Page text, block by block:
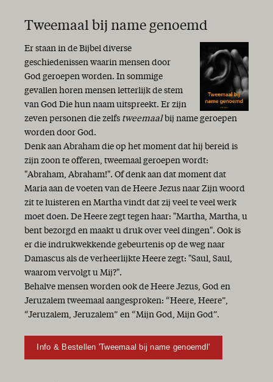
Tweemaal bij name genoemd
Er staan in de Bijbel diverse
geschiedenissen waarin mensen door
God geroepen worden. In sommige
gevallen horen mensen letterlijk de stem
van God Die hun naam uitspreekt. Er zijn
zeven personen die zelfs tweemaal bij name geroepen
worden door God.
Denk aan Abraham die op het moment dat hij bereid is
zijn zoon te offeren, tweemaal geroepen wordt:
"Abraham, Abraham!". Of denk aan dat moment dat
Maria aan de voeten van de Heere Jezus naar Zijn woord
zit te luisteren en Martha vindt dat zij veel te veel werk
moet doen. De Heere zegt tegen haar: "Martha, Martha, u
bent bezorgd en maakt u druk over veel dingen". Ook is
er die indrukwekkende gebeurtenis op de weg naar
Damascus als de verheerlijkte Heere zegt: "Saul, Saul,
waarom vervolgt u Mij?".
Behalve mensen worden ook de Heere Jezus, God en
Jeruzalem tweemaal aangesproken: “Heere, Heere”,
“Jeruzalem, Jeruzalem” en “Mijn God, Mijn God”.
Info & Bestellen 'Tweemaal bij name genoemdl'